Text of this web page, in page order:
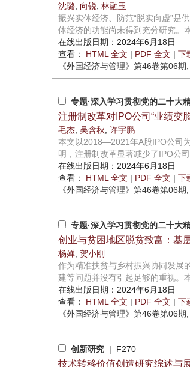
沈璐 向锐 林融玉
振兴实体经济、防范“脱实向虚”是
体经济的功能尚未得到充分研究。
在线出版日期：2024年6月18日
查看： HTML 全文 | PDF 全文 | 下
《外国经济与管理》 第46卷第06期
专题·深入学习贯彻党的二十大
注册制改革对IPO公司“业绩变
毛杰 吴含秋 许宇鹏
本文以2018—2021年A股IPO公司
明，注册制改革显著减少了IPO公
在线出版日期：2024年6月18日
查看： HTML 全文 | PDF 全文 | 下
《外国经济与管理》 第46卷第06期
专题·深入学习贯彻党的二十大
创业与贫困地区脱贫致富：基
杨婵 贺小刚
作为精准扶贫与乡村振兴协同发展
建等问题并没有引起足够的重视。
在线出版日期：2024年6月18日
查看： HTML 全文 | PDF 全文 | 下
《外国经济与管理》 第46卷第06期
创新研究 | F270
技术转移价值创造研究综述与